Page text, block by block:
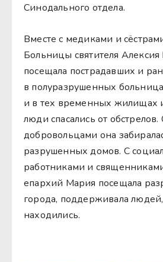
Синодального отдела.
Вместе с медиками и
Больницы святителя
посещала пострадавших и
в полуразрушенных
и в тех временных жилищах
люди спасались от
добровольцами она
разрушенных домов. С
работниками и
епархий Мария посещала
города, поддерживала
находились.